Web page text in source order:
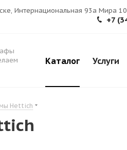
Интернациональная 93а Мира
+7
Каталог Услуги
Hettich